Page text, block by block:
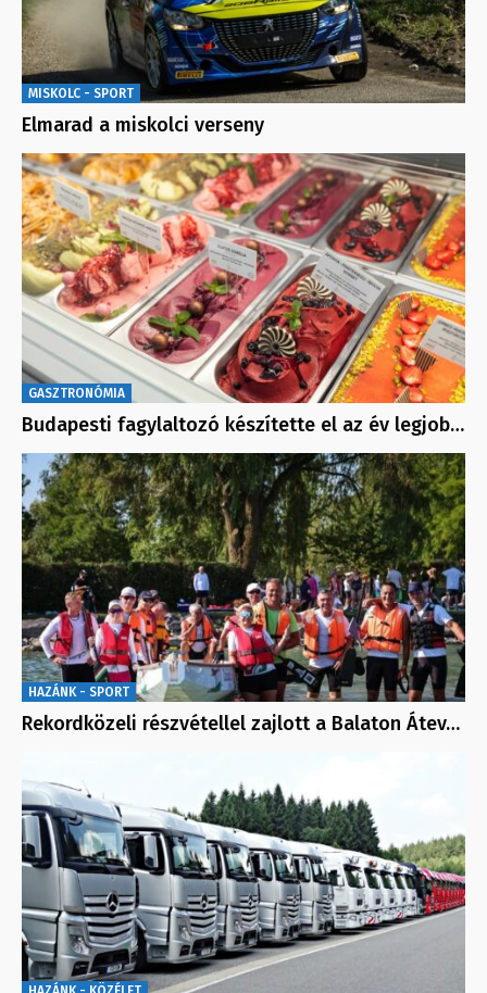
MISKOLC - SPORT
Elmarad a miskolci verseny
GASZTRONÓMIA
Budapesti fagylaltozó készítette el az év legjob…
HAZÁNK - SPORT
Rekordközeli részvétellel zajlott a Balaton Átev…